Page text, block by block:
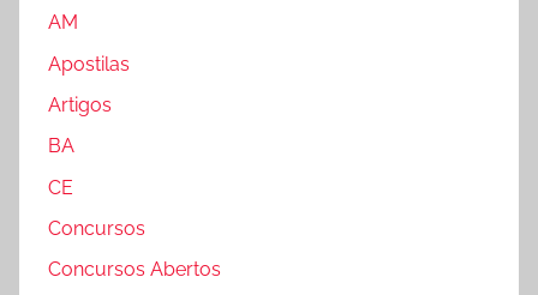
AM
Apostilas
Artigos
BA
CE
Concursos
Concursos Abertos